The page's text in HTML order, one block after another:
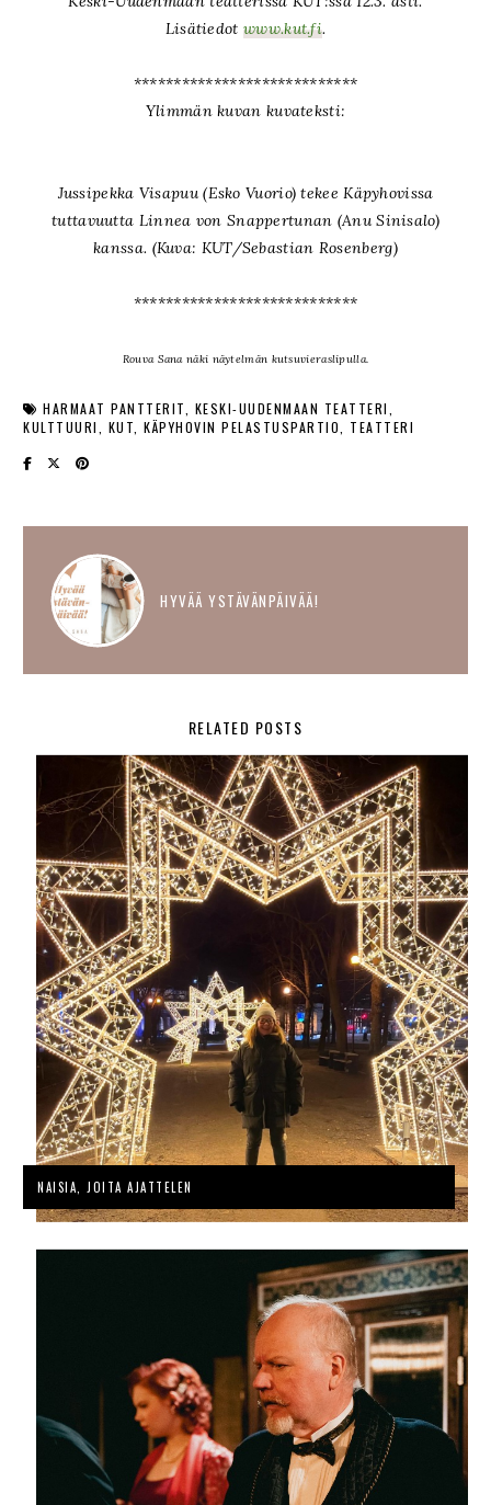
Lisätiedot www.kut.fi.
****************************
Ylimmän kuvan kuvateksti:
Jussipekka Visapuu (Esko Vuorio) tekee Käpyhovissa
tuttavuutta Linnea von Snappertunan (Anu Sinisalo)
kanssa. (Kuva: KUT/Sebastian Rosenberg)
****************************
Rouva Sana näki näytelmän kutsuvieraslipulla.
HARMAAT PANTTERIT
KESKI-UUDENMAAN TEATTERI
KULTTUURI
KUT KÄPYHOVIN PELASTUSPARTIO TEATTERI
HYVÄÄ YSTÄVÄNPÄIVÄÄ!
RELATED POSTS
NAISIA, JOITA AJATTELEN